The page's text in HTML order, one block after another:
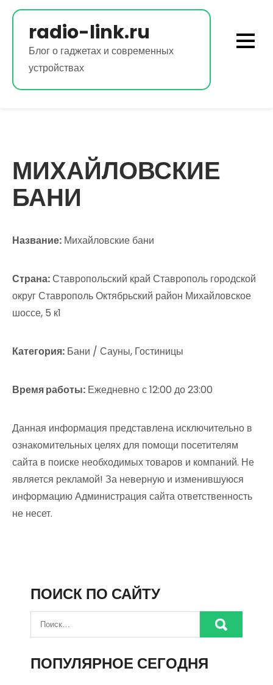
Перейти
содержимомуradio-link.ru
Блог о гаджетах и современных
устройствах
МИХАЙЛОВСКИЕ
БАНИ
Название: Михайловские бани
Страна:Ставропольский край Ставрополь городской
округ Ставрополь Октябрьский район Михайловское
шоссе, 5 к1
Категория: Бани / Сауны, Гостиницы
Время работы: Ежедневно с 12:00 до 23:00
Данная информация представлена исключительно в
ознакомительных целях для помощи посетителям
сайта в поиске необходимых товаров и компаний. Не
является рекламой! За неверную и изменившуюся
информацию Администрация сайта ответственность
не несет.
ПОИСК ПО САЙТУ
ПОПУЛЯРНОЕ СЕГОДНЯ